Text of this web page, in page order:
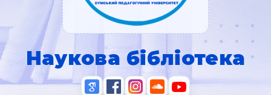
Наукова бібліотека